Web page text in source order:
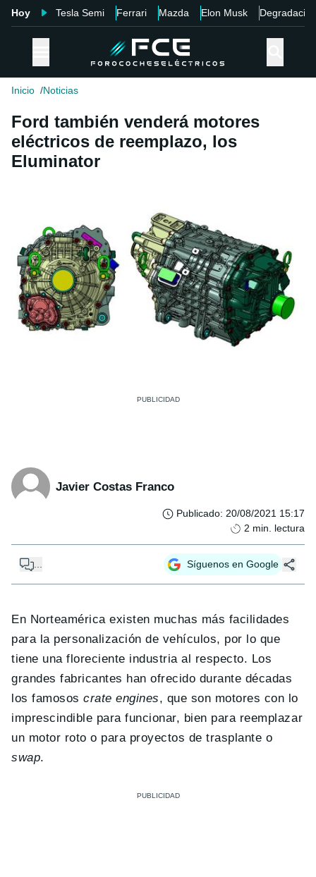
Hoy Tesla Semi Ferrari Mazda Elon Musk Degradación
Inicio Noticias
Ford también venderá motores
eléctricos de reemplazo, los
Eluminator
Javier Costas Franco
Publicado: 20/08/2021 15:17
2 min. lectura
... Síguenos en Google
En Norteamérica existen muchas más facilidades
para la personalización de vehículos, por lo que
tiene una floreciente industria al respecto. Los
grandes fabricantes han ofrecido durante décadas
los famososcrate engines, que son motores con lo
imprescindible para funcionar, bien para reemplazar
un motor roto o para proyectos de trasplante o
swap.